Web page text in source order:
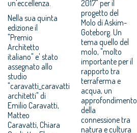
un'eccellenza.
Nella sua quinta
edizione il
"Premio
Architetto
italiano" e' stato
assegnato allo
studio
"caravatti_caravatti
architetti" di
Emilio Caravatti,
Matteo
Caravatti, Chiara
2017" per il
progetto del
Molo di Askim-
Goteborg. Un
tema quello del
molo, "molto
importante per il
rapporto tra
terraferma e
acqua, un
approfondimento
della
connessione tra
natura e cultura